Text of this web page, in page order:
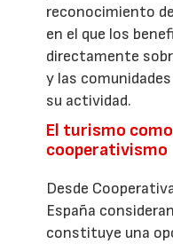
reconocimiento
en el que los
directamente
y las
su actividad.
El turismo
cooperativismo
Desde
España
constituye una